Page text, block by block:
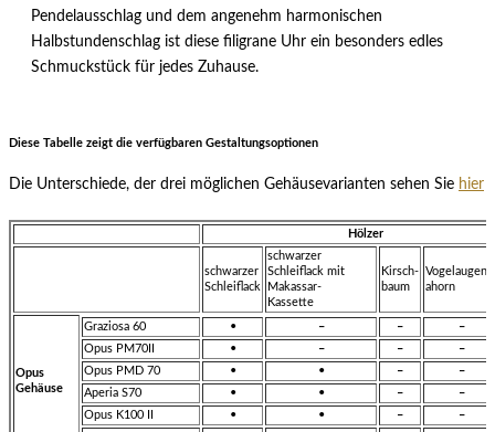
Pendelausschlag und dem angenehm harmonischen
Halbstundenschlag ist diese filigrane Uhr ein besonders edles
Schmuckstück für jedes Zuhause.
Diese Tabelle zeigt die verfügbaren Gestaltungsoptionen
Die Unterschiede, der drei möglichen Gehäusevarianten sehen Sie hier
Hölzer
schwarzer
Schleiflack
schwarzer
Schleiflack mit
Makassar-
Kassette
Kirsch-
baum
Vogelaugen-
ahorn
Opus
Gehäuse
Graziosa 60 • – –
–
Opus PM70II
• – –
–
Opus PMD 70
• • –
–
Aperia S70
• • –
–
Opus K100 II
• • –
–